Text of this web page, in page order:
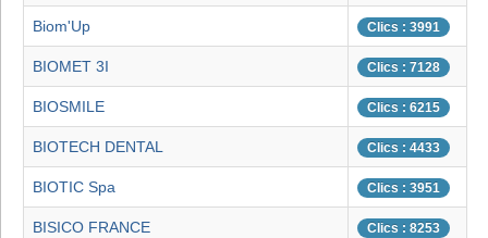
Biom'Up Clics : 3991
BIOMET 3I Clics : 7128
BIOSMILE Clics : 6215
BIOTECH DENTAL Clics : 4433
BIOTIC Spa Clics : 3951
BISICO FRANCE Clics : 8253